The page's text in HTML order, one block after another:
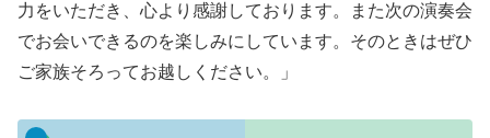
力をいただき、心より感謝しております。また次の演奏会
でお会いできるのを楽しみにしています。そのときはぜひ
ご家族そろってお越しください。」